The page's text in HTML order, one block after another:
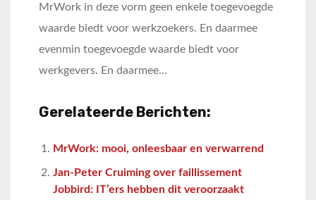
MrWork in deze vorm geen enkele toegevoegde
waarde biedt voor werkzoekers. En daarmee
evenmin toegevoegde waarde biedt voor
werkgevers. En daarmee…
Gerelateerde Berichten:
MrWork: mooi, onleesbaar en verwarrend
Jan-Peter Cruiming over faillissement
Jobbird: IT’ers hebben dit veroorzaakt